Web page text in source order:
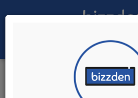
Ara:
Gelinlik Modeli
İlk 5 Firmaya Mesaj